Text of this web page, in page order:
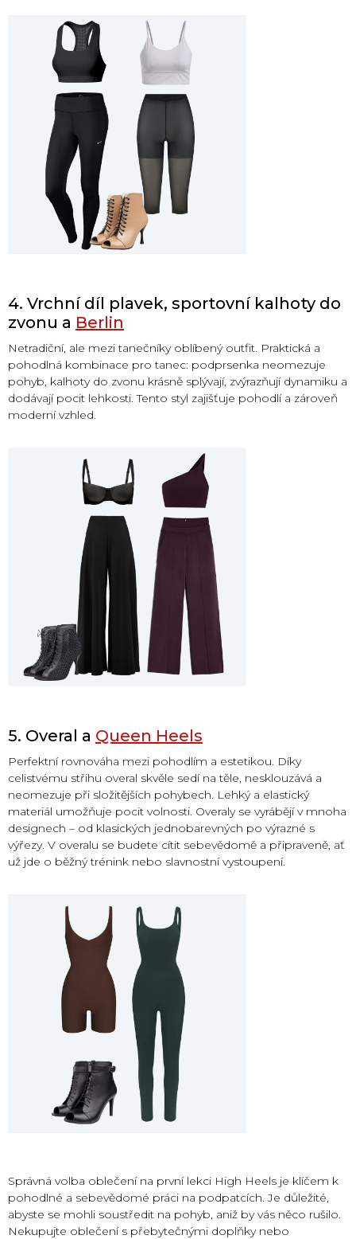
4. Vrchní díl plavek, sportovní kalhoty do
zvonu a Berlin
Netradiční, ale mezi tanečníky oblíbený outfit. Praktická a
pohodlná kombinace pro tanec: podprsenka neomezuje
pohyb, kalhoty do zvonu krásně splývají, zvýrazňují dynamiku a
dodávají pocit lehkosti. Tento styl zajišťuje pohodlí a zároveň
moderní vzhled.
5. Overal a Queen Heels
Perfektní rovnováha mezi pohodlím a estetikou. Díky
celistvému střihu overal skvěle sedí na těle, nesklouzává a
neomezuje při složitějších pohybech. Lehký a elastický
materiál umožňuje pocit volnosti. Overaly se vyrábějí v mnoha
designech – od klasických jednobarevných po výrazné s
výřezy. V overalu se budete cítit sebevědomě a připraveně, ať
už jde o běžný trénink nebo slavnostní vystoupení.
Správná volba oblečení na první lekci High Heels je klíčem k
pohodlné a sebevědomé práci na podpatcích. Je důležité,
abyste se mohli soustředit na pohyb, aniž by vás něco rušilo.
Nekupujte oblečení s přebytečnými doplňky nebo